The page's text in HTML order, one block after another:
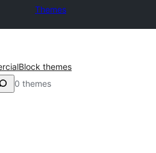
Themes
Block themes
0 themes